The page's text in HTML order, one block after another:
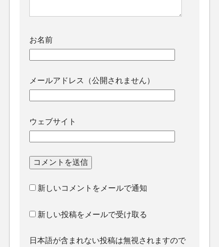
お名前
メールアドレス（公開されません）
ウェブサイト
新しいコメントをメールで通知
新しい投稿をメールで受け取る
日本語が含まれない投稿は無視されますので